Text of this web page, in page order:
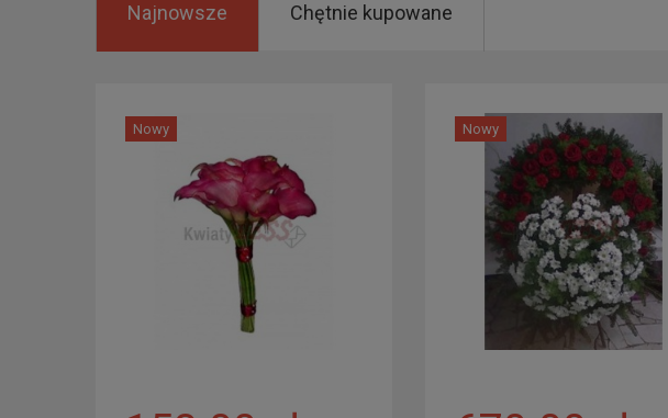
Najnowsze Chętnie kupowane
Nowy Nowy